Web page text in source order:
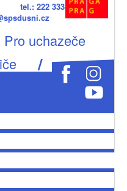
222 333
Pro uchazeče
/